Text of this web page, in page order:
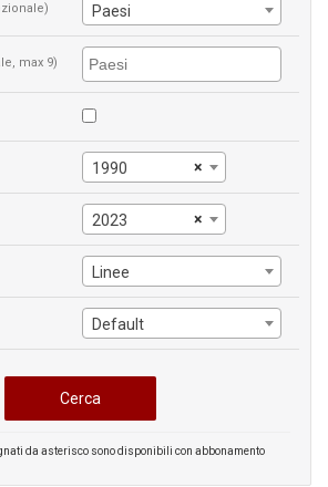
Paesi
max 9)
×
1990
×
2023
Linee
Default
da asterisco sono disponibili con abbonamento